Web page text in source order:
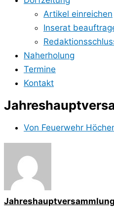
Artikel einreichen
Inserat
Naherholung
Termine
Kontakt
Von Feuerwehr